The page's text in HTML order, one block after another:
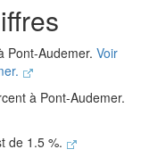
Pont-Audemer. Voir
à Pont-Audemer.
de 1.5 %.